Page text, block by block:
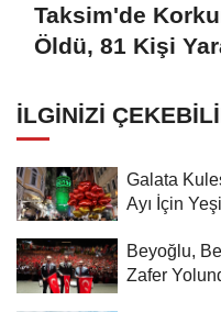
Taksim'de
Öldü, 81 Kişi
İLGINIZI
Galata
Ayı İçin
Beyoğlu,
Zafer